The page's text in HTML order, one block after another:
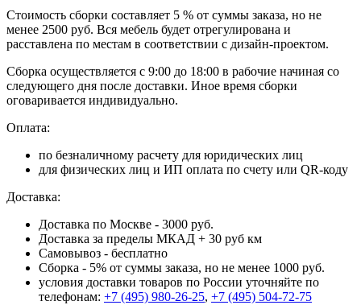
Стоимость сборки составляет 5 % от суммы заказа, но не
менее 2500 руб. Вся мебель будет отрегулирована и
расставлена по местам в соответствии с дизайн-проектом.
Сборка осуществляется с 9:00 до 18:00 в рабочие начиная со
следующего дня после доставки. Иное время сборки
оговаривается индивидуально.
Оплата:
по безналичному расчету для юридических лиц
для физических лиц и ИП оплата по счету или QR-коду
Доставка:
Доставка по Москве - 3000 руб.
Доставка за пределы МКАД + 30 руб км
Самовывоз - бесплатно
Сборка - 5% от суммы заказа, но не менее 1000 руб.
условия доставки товаров по России уточняйте по
телефонам: +7 (495) 980-26-25, +7 (495) 504-72-75